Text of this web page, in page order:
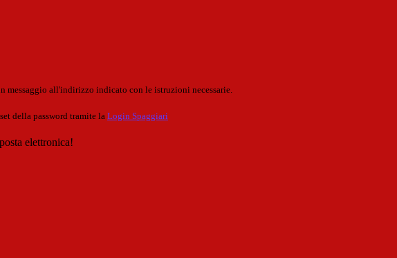
messaggio all'indirizzo indicato con le istruzioni necessarie.
della password tramite la Login Spaggiari
elettronica!